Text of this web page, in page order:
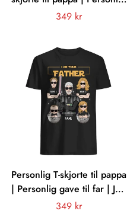
gave til far
Vanligt
349 kr
Personlig T-skjorte til pappa
| Personlig gave til far | Jeg
er din far mørk versjon
Vanligt
349 kr